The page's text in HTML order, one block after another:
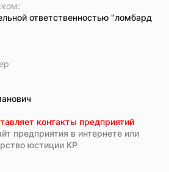
ответственностью "ломбард
контакты предприятий
предприятия в интернете или
юстиции КР